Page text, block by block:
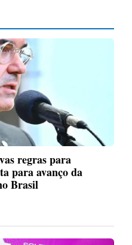
regras para
para avanço da
Brasil